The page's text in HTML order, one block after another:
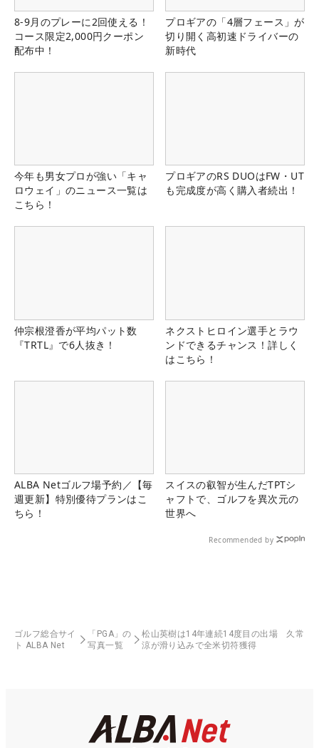
8-9月のプレーに2回使える！
コース限定2,000円クーポン
配布中！
プロギアの「4層フェース」が
切り開く高初速ドライバーの
新時代
今年も男女プロが強い「キャ
ロウェイ」のニュース一覧は
こちら！
プロギアのRS DUOはFW・UT
も完成度が高く購入者続出！
仲宗根澄香が平均パット数
『TRTL』で6人抜き！
ネクストヒロイン選手とラウ
ンドできるチャンス！詳しく
はこちら！
ALBA Netゴルフ場予約／【毎
週更新】特別優待プランはこ
ちら！
スイスの叡智が生んだTPTシ
ャフトで、ゴルフを異次元の
世界へ
Recommended by
ゴルフ総合サイ
ト ALBA Net
「PGA」の
写真一覧
松山英樹は14年連続14度目の出場 久常
涼が滑り込みで全米切符獲得